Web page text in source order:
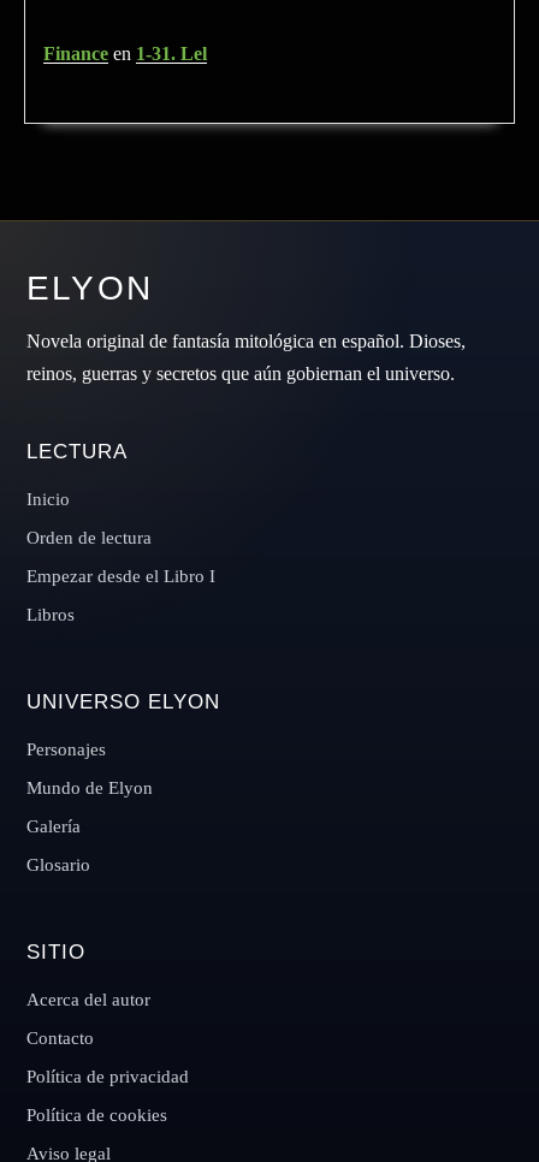
Finance en 1-31. Lel
ELYON
Novela original de fantasía mitológica en español. Dioses,
reinos, guerras y secretos que aún gobiernan el universo.
LECTURA
Inicio
Orden de lectura
Empezar desde el Libro I
Libros
UNIVERSO ELYON
Personajes
Mundo de Elyon
Galería
Glosario
SITIO
Acerca del autor
Contacto
Política de privacidad
Política de cookies
Aviso legal